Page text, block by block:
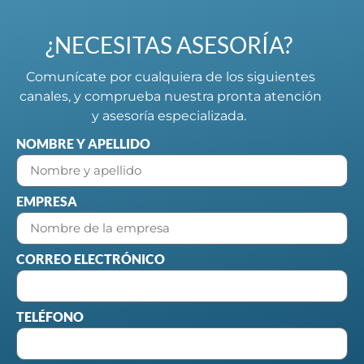
¿NECESITAS ASESORÍA?
Comunícate por cualquiera de los siguientes
canales, y comprueba nuestra pronta atención
y asesoría especializada.
NOMBRE Y APELLIDO
EMPRESA
CORREO ELECTRÓNICO
TELÉFONO